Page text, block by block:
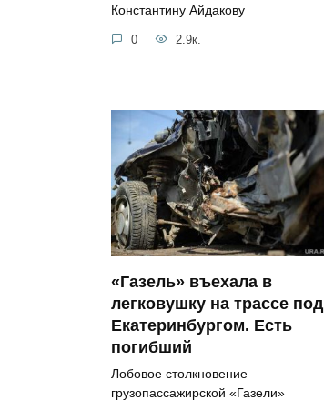
Константину Айдакову
0 2.9к.
«Газель» въехала в
легковушку на трассе под
Екатеринбургом. Есть
погибший
Лобовое столкновение
грузопассажирской «Газели»